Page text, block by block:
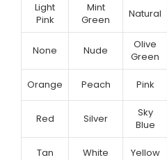
Light
Pink
Mint
Green
Natural
None Nude
Olive
Green
Orange Peach Pink
Red Silver
Sky
Blue
Tan White Yellow